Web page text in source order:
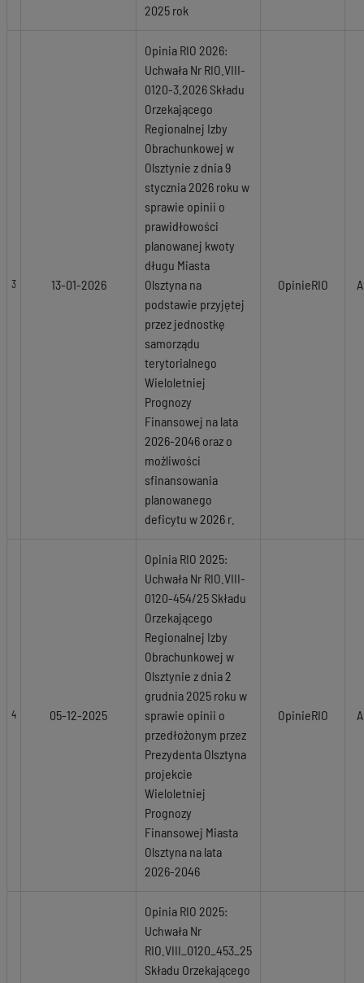
2025 rok
3 13-01-2026
Opinia RIO 2026:
Uchwała Nr RIO.VIII-
0120-3.2026 Składu
Orzekającego
Regionalnej Izby
Obrachunkowej w
Olsztynie z dnia 9
stycznia 2026 roku w
sprawie opinii o
prawidłowości
planowanej kwoty
długu Miasta
Olsztyna na
podstawie przyjętej
przez jednostkę
samorządu
terytorialnego
Wieloletniej
Prognozy
Finansowej na lata
2026-2046 oraz o
możliwości
sfinansowania
planowanego
deficytu w 2026 r.
OpinieRIO
4 05-12-2025
Opinia RIO 2025:
Uchwała Nr RIO.VIII-
0120-454/25 Składu
Orzekającego
Regionalnej Izby
Obrachunkowej w
Olsztynie z dnia 2
grudnia 2025 roku w
sprawie opinii o
przedłożonym przez
Prezydenta Olsztyna
projekcie
Wieloletniej
Prognozy
Finansowej Miasta
Olsztyna na lata
2026-2046
OpinieRIO
Opinia RIO 2025:
Uchwała Nr
RIO.VIII_0120_453_25
Składu Orzekającego